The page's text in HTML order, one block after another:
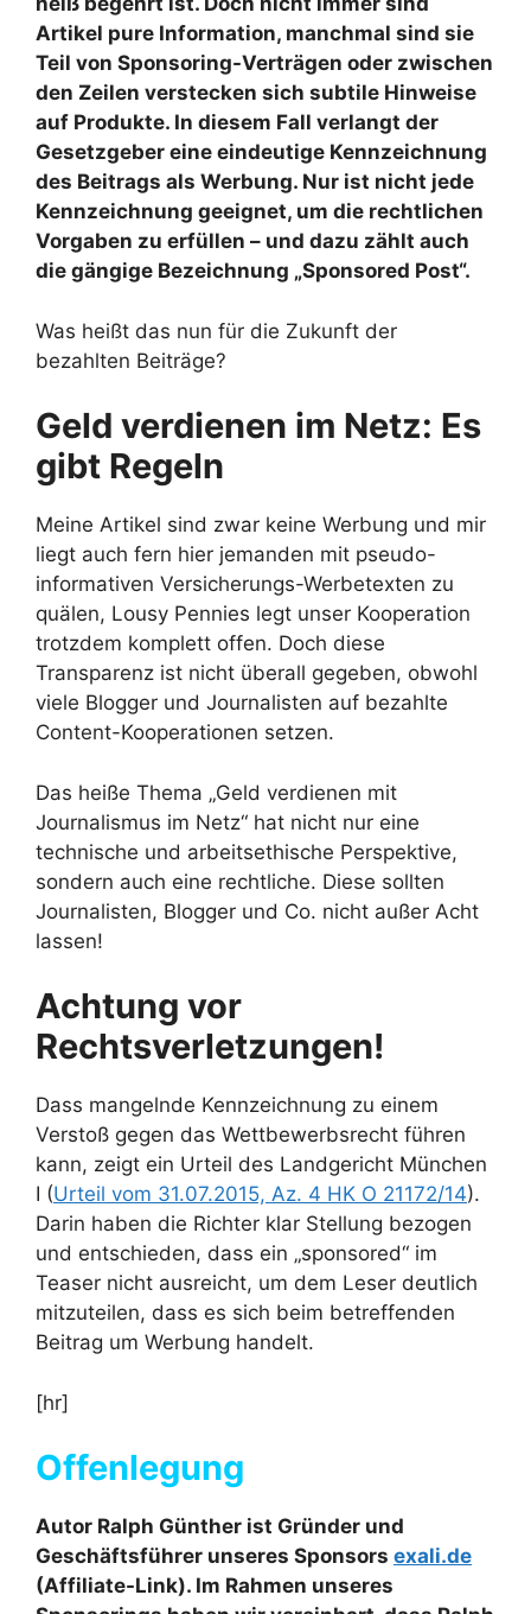
Artikel pure Information, manchmal sind sie
Teil von Sponsoring-Verträgen oder zwischen
den Zeilen verstecken sich subtile Hinweise
auf Produkte. In diesem Fall verlangt der
Gesetzgeber eine eindeutige Kennzeichnung
des Beitrags als Werbung. Nur ist nicht jede
Kennzeichnung geeignet, um die rechtlichen
Vorgaben zu erfüllen – und dazu zählt auch
die gängige Bezeichnung „Sponsored Post“.
Was heißt das nun für die Zukunft der
bezahlten Beiträge?
Geld verdienen im Netz: Es
gibt Regeln
Meine Artikel sind zwar keine Werbung und mir
liegt auch fern hier jemanden mit pseudo-
informativen Versicherungs-Werbetexten zu
quälen, Lousy Pennies legt unser Kooperation
trotzdem komplett offen. Doch diese
Transparenz ist nicht überall gegeben, obwohl
viele Blogger und Journalisten auf bezahlte
Content-Kooperationen setzen.
Das heiße Thema „Geld verdienen mit
Journalismus im Netz“ hat nicht nur eine
technische und arbeitsethische Perspektive,
sondern auch eine rechtliche. Diese sollten
Journalisten, Blogger und Co. nicht außer Acht
lassen!
Achtung vor
Rechtsverletzungen!
Dass mangelnde Kennzeichnung zu einem
Verstoß gegen das Wettbewerbsrecht führen
kann, zeigt ein Urteil des Landgericht München
I (Urteil vom 31.07.2015, Az. 4 HK O 21172/14).
Darin haben die Richter klar Stellung bezogen
und entschieden, dass ein „sponsored“ im
Teaser nicht ausreicht, um dem Leser deutlich
mitzuteilen, dass es sich beim betreffenden
Beitrag um Werbung handelt.
[hr]
Offenlegung
Autor Ralph Günther ist Gründer und
Geschäftsführer unseres Sponsors exali.de
(Affiliate-Link). Im Rahmen unseres